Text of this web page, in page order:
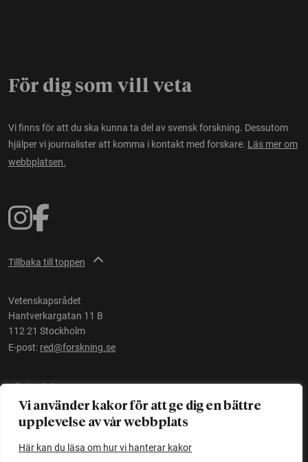
Vi använder kakor för att ge dig en bättre
upplevelse av vår webbplats
Här kan du läsa om hur vi hanterar kakor
För dig som vill veta
Vi finns för att du ska kunna ta del av svensk forskning. Dessutom
hjälper vi journalister att komma i kontakt med forskare. Läs mer om
webbplatsen.
Tillbaka till toppen
Vetenskapsrådet
Hantverkargatan 11 B
112 21 Stockholm
E-post: red@forskning.se
Tillgänglighet
Ett initiativ avVetenskapsrådet